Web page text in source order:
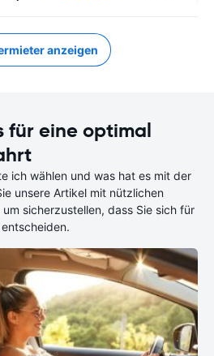
anzeigen
für eine optimal
ich wählen und was hat es mit der
unsere Artikel mit nützlichen
sicherzustellen, dass Sie sich für